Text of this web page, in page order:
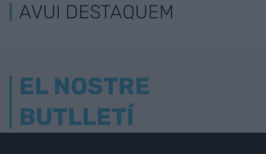
AVUI DESTAQUEM
EL NOSTRE
BUTLLETÍ